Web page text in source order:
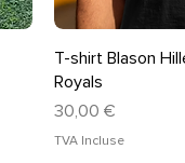
T-shirt Blason
Royals
Prix
30,00 €
TVA Incluse